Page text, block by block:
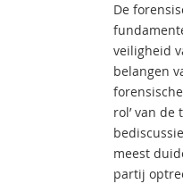
De
veiligheid
belangen
rol’ van de
meest
partij